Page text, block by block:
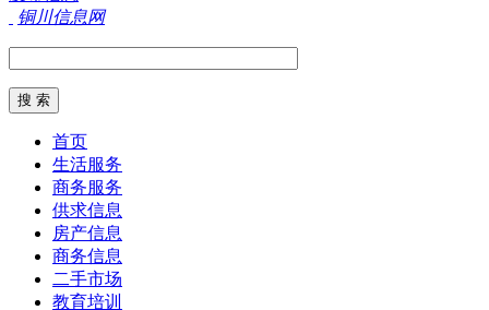
铜川信息网
首页
生活服务
商务服务
供求信息
房产信息
商务信息
二手市场
教育培训